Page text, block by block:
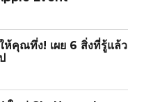
คุณทึ่ง! เผย 6 สิ่งที่รู้แล้ว